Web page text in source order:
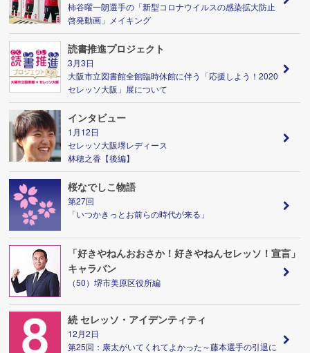
柿谷曜一朗選手の「新型コロナウイルスの感染拡大防止
啓発動画」メイキング
読書推進プロジェクト
3月3日
大阪市立図書館全館臨時休館に伴う「応援しよう！2020
セレッソ大阪」展について
インタビュー
1月12日
セレッソ大阪堺レディース
林穂之香【後編】
桜なでしこ物語
第27回
「いつかきっとお前らの時代が来る」
「好きやねんおおさか！好きやねんセレッソ！宣言」
キャラバン
（50）堺市美原区役所編
続 セレッソ・アイデンティティ
12月2日
第25回：康太がいてくれてよかった～藤本選手の引退に